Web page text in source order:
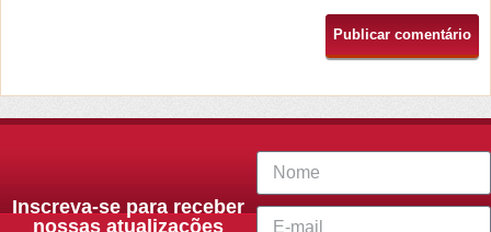
Inscreva-se para receber
nossas atualizações